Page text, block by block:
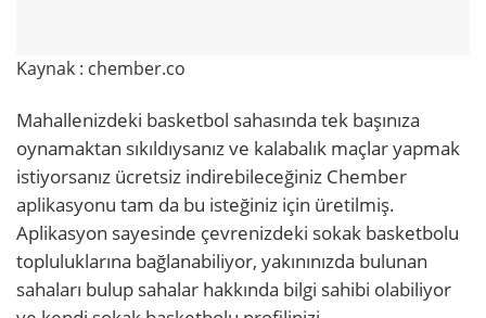
Kaynak : chember.co
Mahallenizdeki basketbol sahasında tek başınıza
oynamaktan sıkıldıysanız ve kalabalık maçlar yapmak
istiyorsanız ücretsiz indirebileceğiniz Chember
aplikasyonu tam da bu isteğiniz için üretilmiş.
Aplikasyon sayesinde çevrenizdeki sokak basketbolu
topluluklarına bağlanabiliyor, yakınınızda bulunan
sahaları bulup sahalar hakkında bilgi sahibi olabiliyor